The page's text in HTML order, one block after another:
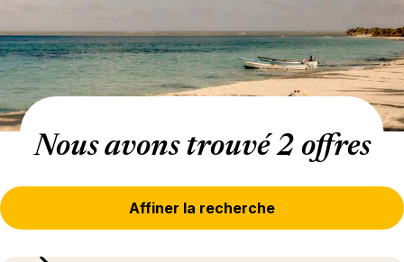
Nous avons trouvé 2 offres
Affiner la recherche